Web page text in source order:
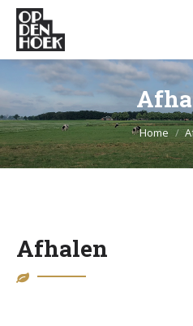
Je bent
Home
Afhalen